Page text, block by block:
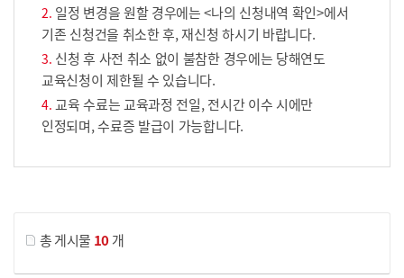
일정 변경을 원할 경우에는 <나의 신청내역 확인>에서
기존 신청건을 취소한 후, 재신청 하시기 바랍니다.
신청 후 사전 취소 없이 불참한 경우에는 당해연도
교육신청이 제한될 수 있습니다.
교육 수료는 교육과정 전일, 전시간 이수 시에만
인정되며, 수료증 발급이 가능합니다.
총 게시물 10개